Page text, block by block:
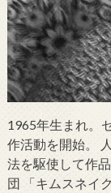
1965年生まれ。
作活動を開始。
法を駆使して作
団 「キムスネイ